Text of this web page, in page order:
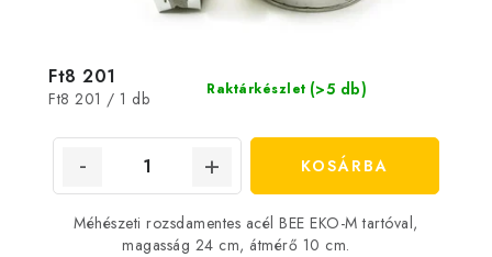
Raktárkészlet (>5 db)
Ft8 201
Egységár:
Ft8 201 / 1 db
KOSÁRBA
Méhészeti rozsdamentes acél BEE EKO-M tartóval,
magasság 24 cm, átmérő 10 cm.